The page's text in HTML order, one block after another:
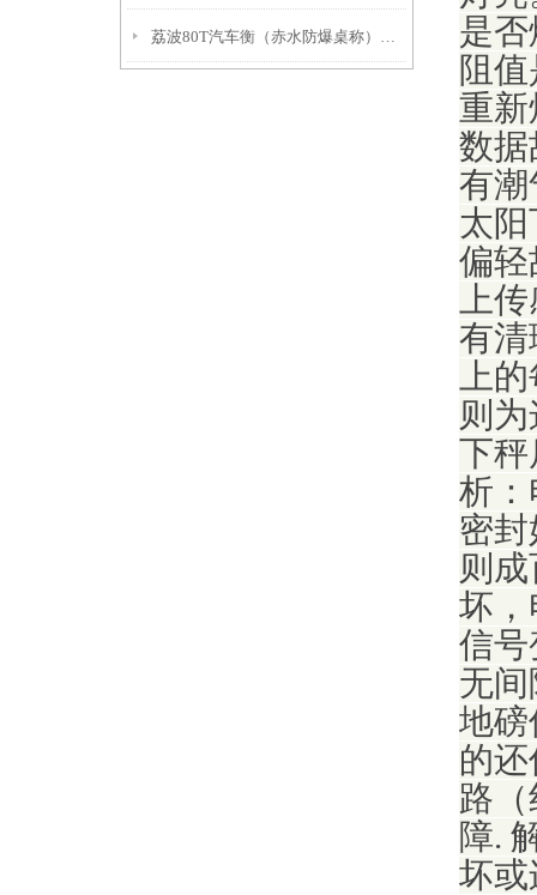
荔波80T汽车衡（赤水防爆桌称）西秀滚筒秤（沿河隔爆桌称
是
阻
重新
数据
有潮
太
偏轻
上
有清
上
则
下秤
析：
密
则
坏，
信号
无
地磅
的
路
障.
坏或